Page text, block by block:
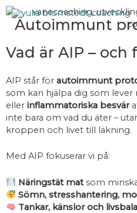
Hoppa
till
innehåll
Autoimmunt
Vad är AIP – och
AIP står för autoimmunt
som kan hjälpa dig som lever
eller inflammatoriska besvär
inte bara om vad du äter –
kroppen och livet till läkning.
Med AIP fokuserar vi på:
Näringstät matsom
Sömn, stresshantering,
Tankar, känslor och